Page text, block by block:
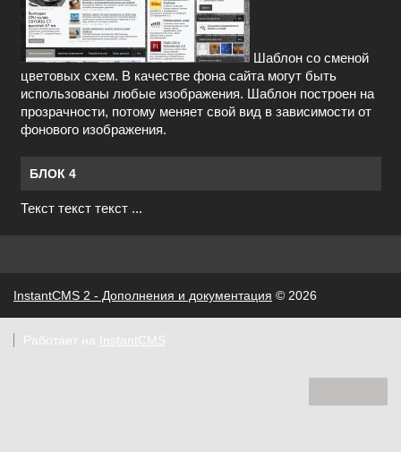
Шаблон со сменой
цветовых схем. В качестве фона сайта могут быть
использованы любые изображения. Шаблон построен на
прозрачности, потому меняет свой вид в зависимости от
фонового изображения.
БЛОК 4
Текст текст текст ...
InstantCMS 2 - Дополнения и документация © 2026
Работает на InstantCMS